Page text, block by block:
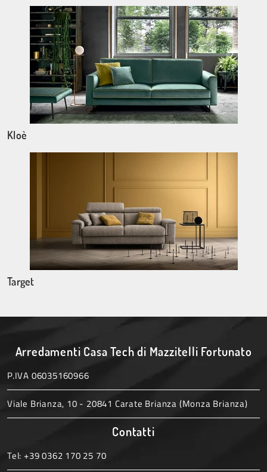
Kloè
Target
Arredamenti Casa Tech di Mazzitelli Fortunato
P.IVA 06035160966
Viale Brianza, 10 - 20841 Carate Brianza (Monza Brianza)
Contatti
Tel: +39 0362 170 25 70